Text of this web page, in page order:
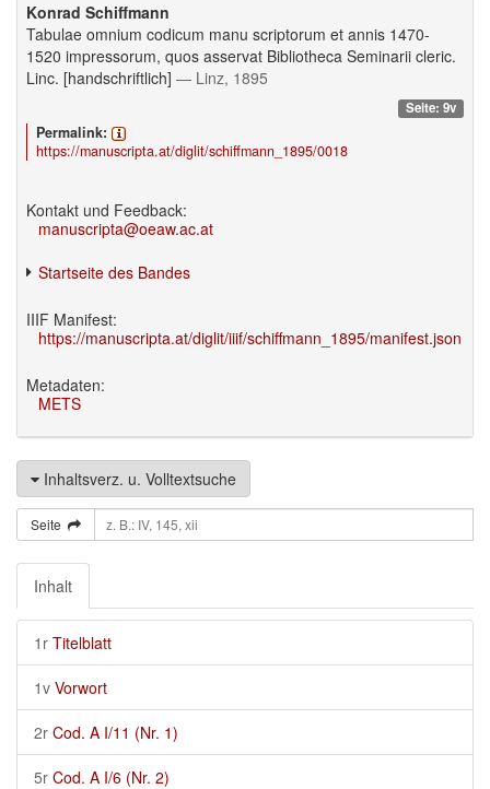
Konrad Schiffmann
Tabulae omnium codicum manu scriptorum et annis 1470-
1520 impressorum, quos asservat Bibliotheca Seminarii cleric.
Linc. [handschriftlich] — Linz, 1895
Seite: 9v
Permalink:
https://manuscripta.at/diglit/schiffmann_1895/0018
Kontakt und Feedback:
manuscripta@oeaw.ac.at
Startseite des Bandes
IIIF Manifest:
https://manuscripta.at/diglit/iiif/schiffmann_1895/manifest.json
Metadaten:
METS
Inhaltsverz. u. Volltextsuche
Seite
Inhalt
1r Titelblatt
1v Vorwort
2r Cod. A I/11 (Nr. 1)
5r Cod. A I/6 (Nr. 2)